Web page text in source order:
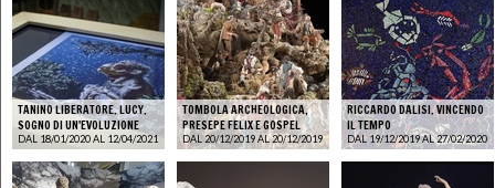
TANINO LIBERATORE. LUCY.
SOGNO DI UN'EVOLUZIONE
DAL 18/01/2020 AL 12/04/2021
TOMBOLA ARCHEOLOGICA,
PRESEPE FELIX E GOSPEL
DAL 20/12/2019 AL 20/12/2019
RICCARDO DALISI. VINCENDO
IL TEMPO
DAL 19/12/2019 AL 27/02/2020